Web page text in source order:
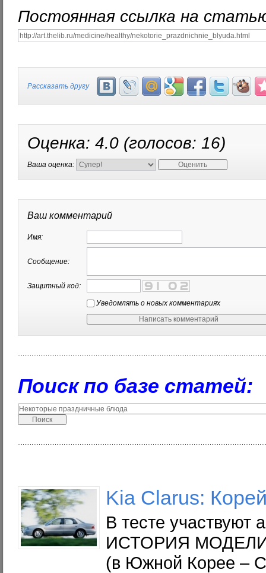
Постоянная ссылка на
Рассказать другу
Оценка: 4.0 (голосов: 16)
Ваша оценка:
Ваш комментарий
Имя:
Сообщение:
Защитный код:
Уведомлять о новых комментариях
Поиск по базе статей:
Kia Clarus:
В тесте участвуют
ИСТОРИЯ МОДЕЛИ
(в Южной Корее –